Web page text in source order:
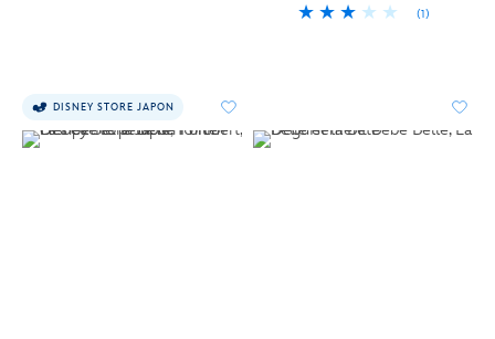
(1)
DISNEY STORE JAPON